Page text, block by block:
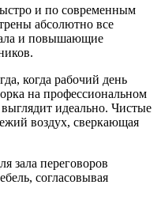
и по современным
абсолютно все
и повышающие
когда рабочий день
на профессиональном
идеально. Чистые
воздух, сверкающая
зала переговоров
согласовывая